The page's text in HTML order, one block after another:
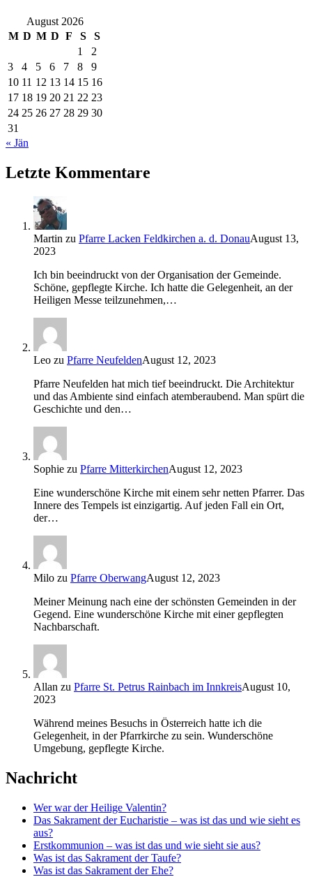
August 2026
M D M D F S
S
1
2
3
4 5 6 7 8
9
10 11 12 13 14 15 16
17 18 19 20 21 22 23
24 25 26 27 28 29 30
31
« Jän
Letzte Kommentare
Martin zu Pfarre Lacken Feldkirchen a. d. DonauAugust 13,
2023
Ich bin beeindruckt von der Organisation der Gemeinde.
Schöne, gepflegte Kirche. Ich hatte die Gelegenheit, an der
Heiligen Messe teilzunehmen,…
Leo zu Pfarre NeufeldenAugust 12, 2023
Pfarre Neufelden hat mich tief beeindruckt. Die Architektur
und das Ambiente sind einfach atemberaubend. Man spürt die
Geschichte und den…
Sophie zu Pfarre MitterkirchenAugust 12, 2023
Eine wunderschöne Kirche mit einem sehr netten Pfarrer. Das
Innere des Tempels ist einzigartig. Auf jeden Fall ein Ort,
der…
Milo zu Pfarre OberwangAugust 12, 2023
Meiner Meinung nach eine der schönsten Gemeinden in der
Gegend. Eine wunderschöne Kirche mit einer gepflegten
Nachbarschaft.
Allan zu Pfarre St. Petrus Rainbach im InnkreisAugust 10,
2023
Während meines Besuchs in Österreich hatte ich die
Gelegenheit, in der Pfarrkirche zu sein. Wunderschöne
Umgebung, gepflegte Kirche.
Nachricht
Wer war der Heilige Valentin?
Das Sakrament der Eucharistie – was ist das und wie sieht es
aus?
Erstkommunion – was ist das und wie sieht sie aus?
Was ist das Sakrament der Taufe?
Was ist das Sakrament der Ehe?